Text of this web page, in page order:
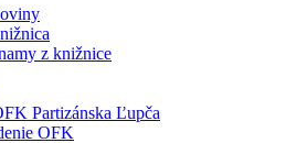
z knižnice
Partizánska Ľupča
OFK